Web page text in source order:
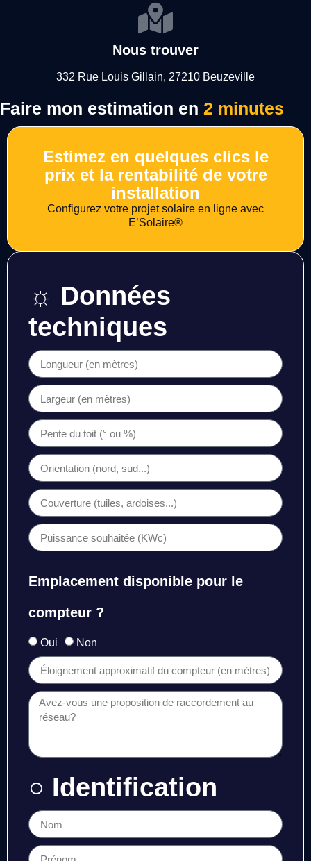
Nous trouver
332 Rue Louis Gillain, 27210 Beuzeville
Faire mon estimation en 2 minutes
☼ Données
techniques
Emplacement disponible pour le
compteur ?
Oui Non
○ Identification
Estimez en quelques clics le
prix et la rentabilité de votre
installation
Configurez votre projet solaire en ligne avec
E’Solaire®